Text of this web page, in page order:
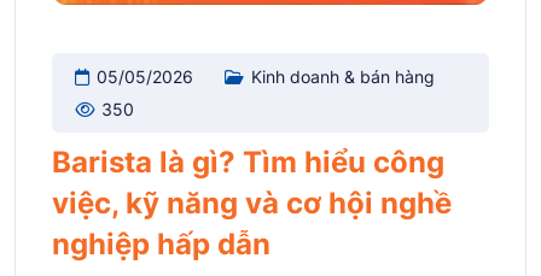
05/05/2026
Kinh doanh & bán hàng
350
Barista là gì? Tìm hiểu công
việc, kỹ năng và cơ hội nghề
nghiệp hấp dẫn